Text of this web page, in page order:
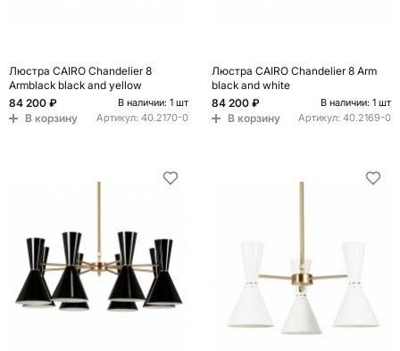
Люстра CAIRO Chandelier 8
Armblack black and yellow
84 200 ₽
В наличии: 1 шт
В корзину Артикул: 40.2170-0
Люстра CAIRO Chandelier 8 Arm
black and white
84 200 ₽
В наличии: 1 шт
В корзину Артикул: 40.2169-0